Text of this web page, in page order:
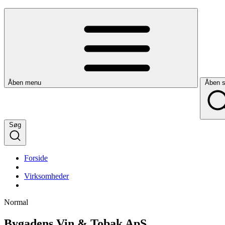
Åben menu Åben
Søg
Forside
Virksomheder
Normal